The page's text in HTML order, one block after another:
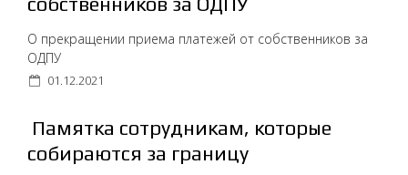
О прекращении приема платежей от собственников за
ОДПУ
01.12.2021
Памятка cотрудникам, которые
собираются за границу